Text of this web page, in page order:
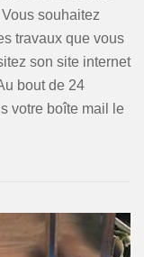
souhaitez
travaux que vous
son site internet
bout de 24
votre boîte mail le